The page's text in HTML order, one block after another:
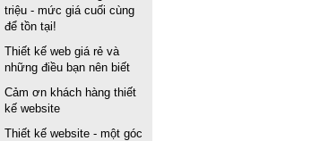
triệu - mức giá cuối cùng
để tồn tại!
Thiết kế web giá rẻ và
những điều bạn nên biết
Cảm ơn khách hàng thiết
kế website
Thiết kế website - một góc